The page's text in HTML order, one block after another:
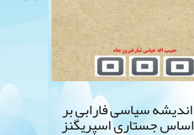
اندیشه سیاسی فارابی بر
اساس جستاری اسپریگنز